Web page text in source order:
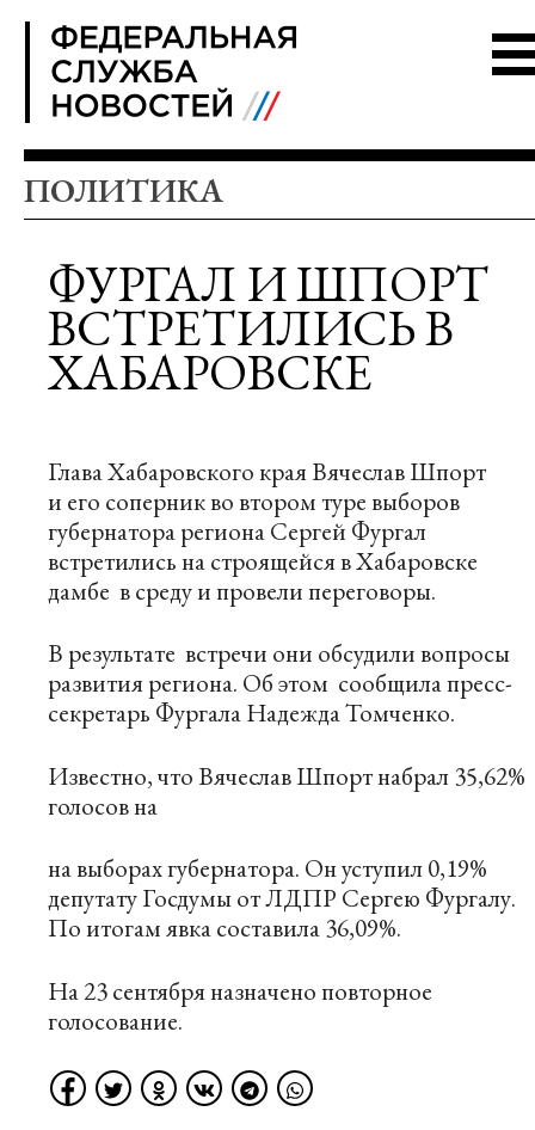
ПОЛИТИКА
ФУРГАЛ И ШПОРТ
ВСТРЕТИЛИСЬ В
ХАБАРОВСКЕ
Глава Хабаровского края Вячеслав Шпорт
и его соперник во втором туре выборов
губернатора региона Сергей Фургал
встретились на строящейся в Хабаровске
дамбе в среду и провели переговоры.
В результате встречи они обсудили вопросы
развития региона. Об этом сообщила пресс-
секретарь Фургала Надежда Томченко.
Известно, что Вячеслав Шпорт набрал 35,62%
голосов на
на выборах губернатора. Он уступил 0,19%
депутату Госдумы от ЛДПР Сергею Фургалу.
По итогам явка составила 36,09%.
На 23 сентября назначено повторное
голосование.